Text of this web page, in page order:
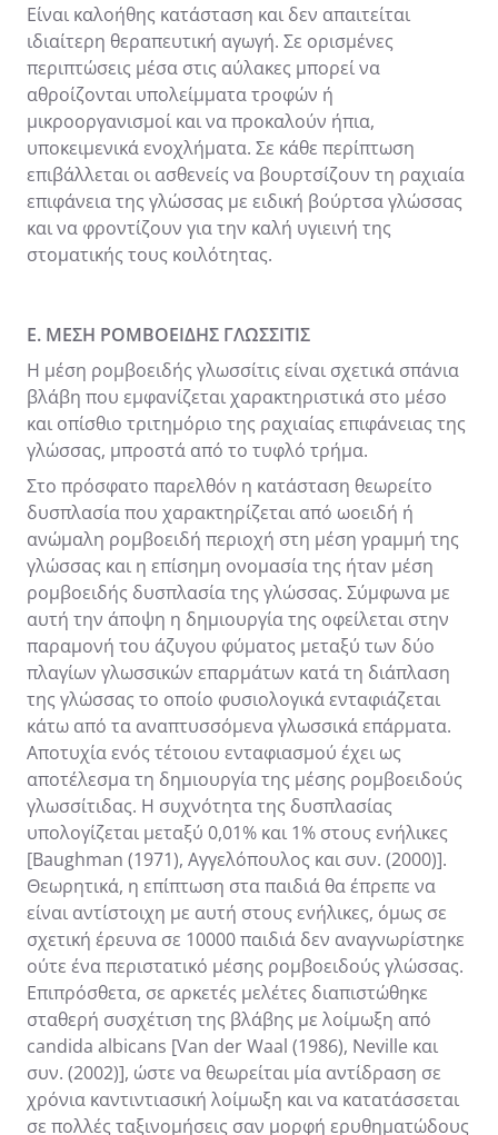
Είναι καλοήθης κατάσταση και δεν απαιτείται
ιδιαίτερη θεραπευτική αγωγή. Σε ορισμένες
περιπτώσεις μέσα στις αύλακες μπορεί να
αθροίζονται υπολείμματα τροφών ή
μικροοργανισμοί και να προκαλούν ήπια,
υποκειμενικά ενοχλήματα. Σε κάθε περίπτωση
επιβάλλεται οι ασθενείς να βουρτσίζουν τη ραχιαία
επιφάνεια της γλώσσας με ειδική βούρτσα γλώσσας
και να φροντίζουν για την καλή υγιεινή της
στοματικής τους κοιλότητας.
Ε. ΜΕΣΗ ΡΟΜΒΟΕΙΔΗΣ ΓΛΩΣΣΙΤΙΣ
Η μέση ρομβοειδής γλωσσίτις είναι σχετικά σπάνια
βλάβη που εμφανίζεται χαρακτηριστικά στο μέσο
και οπίσθιο τριτημόριο της ραχιαίας επιφάνειας της
γλώσσας, μπροστά από το τυφλό τρήμα.
Στο πρόσφατο παρελθόν η κατάσταση θεωρείτο
δυσπλασία που χαρακτηρίζεται από ωοειδή ή
ανώμαλη ρομβοειδή περιοχή στη μέση γραμμή της
γλώσσας και η επίσημη ονομασία της ήταν μέση
ρομβοειδής δυσπλασία της γλώσσας. Σύμφωνα με
αυτή την άποψη η δημιουργία της οφείλεται στην
παραμονή του άζυγου φύματος μεταξύ των δύο
πλαγίων γλωσσικών επαρμάτων κατά τη διάπλαση
της γλώσσας το οποίο φυσιολογικά ενταφιάζεται
κάτω από τα αναπτυσσόμενα γλωσσικά επάρματα.
Αποτυχία ενός τέτοιου ενταφιασμού έχει ως
αποτέλεσμα τη δημιουργία της μέσης ρομβοειδούς
γλωσσίτιδας. Η συχνότητα της δυσπλασίας
υπολογίζεται μεταξύ 0,01% και 1% στους ενήλικες
[Baughman (1971), Αγγελόπουλος και συν. (2000)].
Θεωρητικά, η επίπτωση στα παιδιά θα έπρεπε να
είναι αντίστοιχη με αυτή στους ενήλικες, όμως σε
σχετική έρευνα σε 10000 παιδιά δεν αναγνωρίστηκε
ούτε ένα περιστατικό μέσης ρομβοειδούς γλώσσας.
Επιπρόσθετα, σε αρκετές μελέτες διαπιστώθηκε
σταθερή συσχέτιση της βλάβης με λοίμωξη από
candida albicans [Van der Waal (1986), Neville και
συν. (2002)], ώστε να θεωρείται μία αντίδραση σε
χρόνια καντιντιασική λοίμωξη και να κατατάσσεται
σε πολλές ταξινομήσεις σαν μορφή ερυθηματώδους